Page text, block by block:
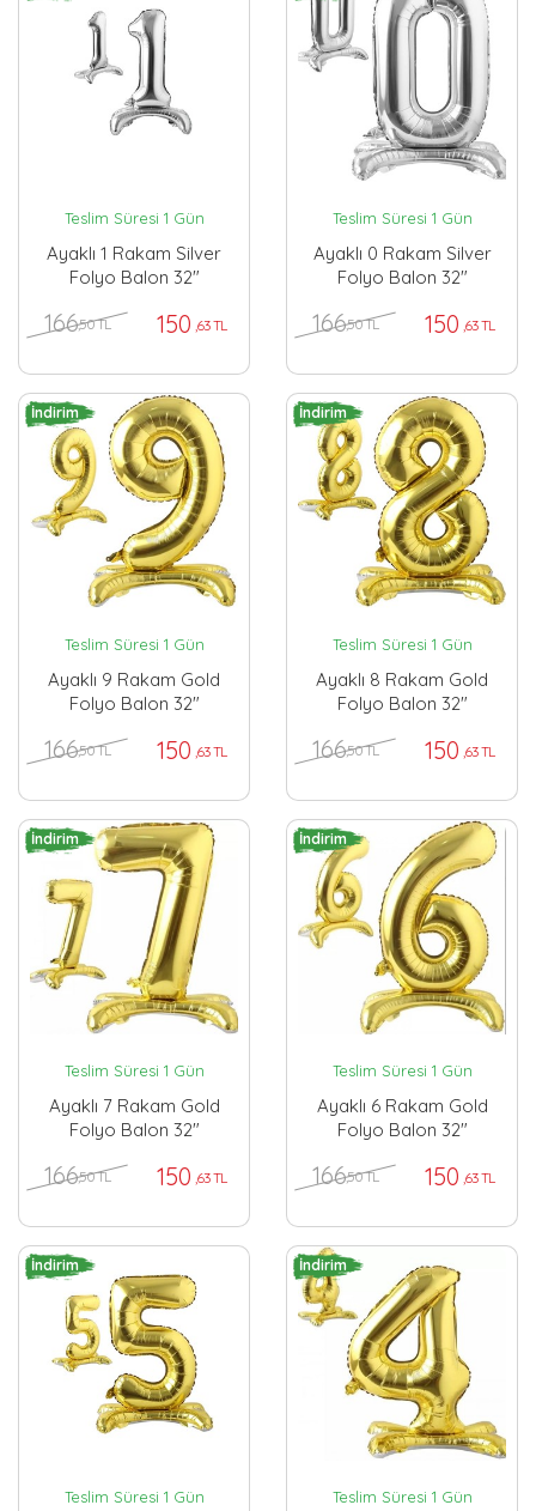
Teslim Süresi 1 Gün
Ayaklı 1 Rakam Silver
Folyo Balon 32"
166,50 TL 150 ,63 TL
Teslim Süresi 1 Gün
Ayaklı 0 Rakam Silver
Folyo Balon 32"
166,50 TL 150 ,63 TL
İndirim
Teslim Süresi 1 Gün
Ayaklı 9 Rakam Gold
Folyo Balon 32"
166,50 TL 150 ,63 TL
İndirim
Teslim Süresi 1 Gün
Ayaklı 8 Rakam Gold
Folyo Balon 32"
166,50 TL 150 ,63 TL
İndirim
Teslim Süresi 1 Gün
Ayaklı 7 Rakam Gold
Folyo Balon 32"
166,50 TL 150 ,63 TL
İndirim
Teslim Süresi 1 Gün
Ayaklı 6 Rakam Gold
Folyo Balon 32"
166,50 TL 150 ,63 TL
İndirim
Teslim Süresi 1 Gün
İndirim
Teslim Süresi 1 Gün